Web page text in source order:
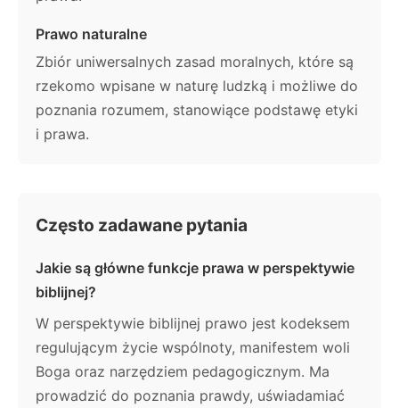
Prawo naturalne
Zbiór uniwersalnych zasad moralnych, które są
rzekomo wpisane w naturę ludzką i możliwe do
poznania rozumem, stanowiące podstawę etyki
i prawa.
Często zadawane pytania
Jakie są główne funkcje prawa w perspektywie
biblijnej?
W perspektywie biblijnej prawo jest kodeksem
regulującym życie wspólnoty, manifestem woli
Boga oraz narzędziem pedagogicznym. Ma
prowadzić do poznania prawdy, uświadamiać